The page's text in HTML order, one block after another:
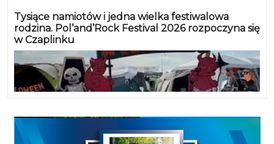
Tysiące namiotów i jedna wielka festiwalowa
rodzina. Pol’and’Rock Festival 2026 rozpoczyna się
w Czaplinku